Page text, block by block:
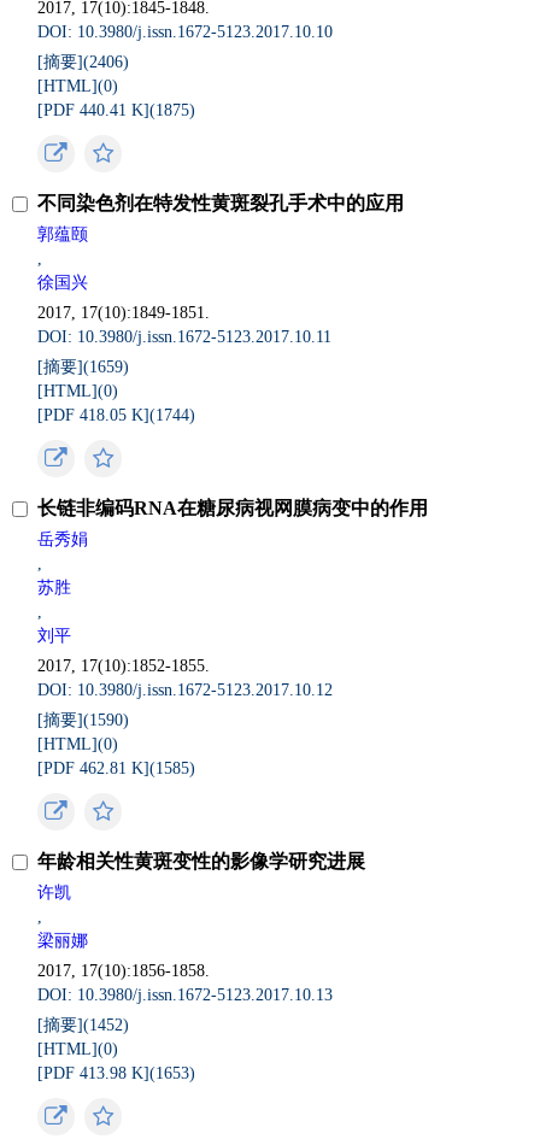
2017, 17(10):1845-1848.
DOI: 10.3980/j.issn.1672-5123.2017.10.10
[摘要](2406)
[HTML](0)
[PDF 440.41 K](1875)
不同染色剂在特发性黄斑裂孔手术中的应用
郭蕴颐
,
徐国兴
2017, 17(10):1849-1851.
DOI: 10.3980/j.issn.1672-5123.2017.10.11
[摘要](1659)
[HTML](0)
[PDF 418.05 K](1744)
长链非编码RNA在糖尿病视网膜病变中的作用
岳秀娟
,
苏胜
,
刘平
2017, 17(10):1852-1855.
DOI: 10.3980/j.issn.1672-5123.2017.10.12
[摘要](1590)
[HTML](0)
[PDF 462.81 K](1585)
年龄相关性黄斑变性的影像学研究进展
许凯
,
梁丽娜
2017, 17(10):1856-1858.
DOI: 10.3980/j.issn.1672-5123.2017.10.13
[摘要](1452)
[HTML](0)
[PDF 413.98 K](1653)